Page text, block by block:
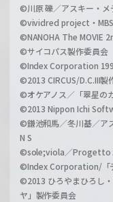
©川原 礫／アスキー・
©vividred project・MBS
©NANOHA The MOVIE
©サイコパス製作委員会
©Index Corporation
©2013 CIRCUS/D.C.III製
©オケアノス／「翠星の
©2013 Nippon Ichi
©鎌池和馬／冬川基／ア
N S
©sole;viola／Progetto
©Index Corporation/「
©2013 ひろやまひろし
ヤ」製作委員会